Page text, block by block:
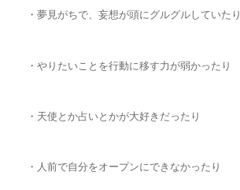
・夢見がちで、妄想が頭にグルグルしていたり
・やりたいことを行動に移す力が弱かったり
・天使とか占いとかが大好きだったり
・人前で自分をオープンにできなかったり